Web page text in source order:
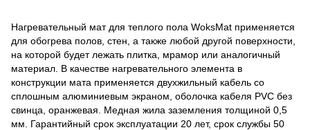
Нагревательный мат для теплого пола WoksMat применяется
для обогрева полов, стен, а также любой другой поверхности,
на которой будет лежать плитка, мрамор или аналогичный
материал. В качестве нагревательного элемента в
конструкции мата применяется двухжильный кабель со
сплошным алюминиевым экраном, оболочка кабеля PVC без
свинца, оранжевая. Медная жила заземления толщиной 0,5
мм. Гарантийный срок эксплуатации 20 лет, срок службы 50